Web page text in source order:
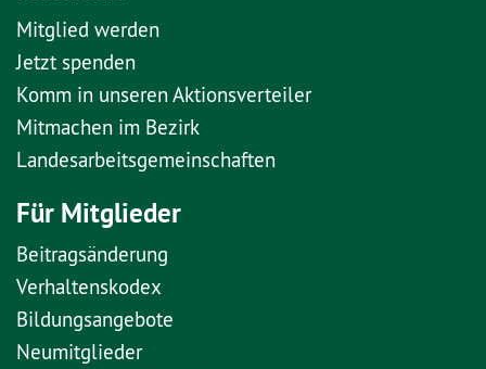
Mitglied werden
Jetzt spenden
Komm in unseren Aktionsverteiler
Mitmachen im Bezirk
Landesarbeitsgemeinschaften
Für Mitglieder
Beitragsänderung
Verhaltenskodex
Bildungsangebote
Neumitglieder